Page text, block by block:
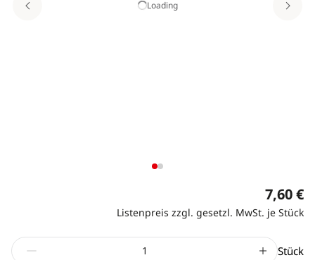
Loading
7,60 €
Listenpreis zzgl. gesetzl. MwSt. je Stück
Stück